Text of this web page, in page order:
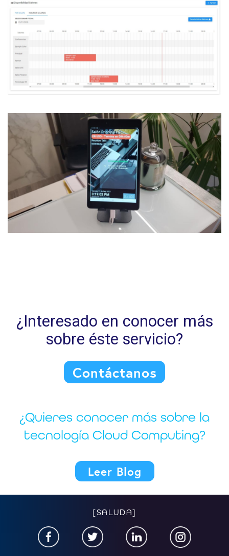
¿Interesado en conocer más
sobre éste servicio?
Contáctanos
¿Quieres conocer más sobre la
tecnología Cloud Computing?
Leer Blog
[SALUDA]